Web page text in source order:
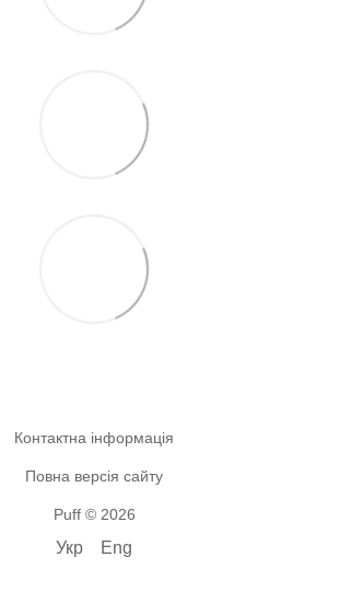
Контактна інформація
Повна версія сайту
Puff © 2026
Укр Eng